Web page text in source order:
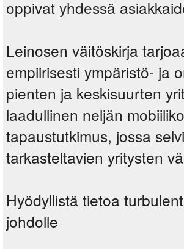
oppivat yhdessä
Leinosen väitöskirja
empiirisesti ympäristö- ja
pienten ja keskisuurten
laadullinen neljän
tapaustutkimus, jossa
tarkasteltavien yritysten
Hyödyllistä tietoa
johdolle